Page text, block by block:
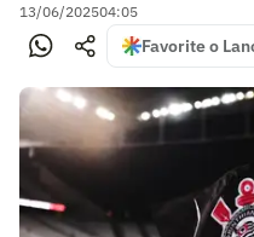
13/06/202504:05
Favorite o